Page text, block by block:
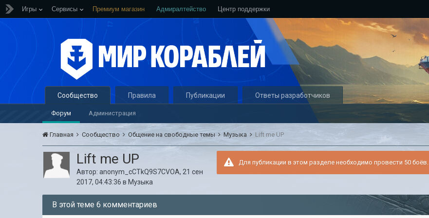
Игры Сервисы Премиум магазин Адмиралтейство Центр поддержки
Сообщество
Форум Администрация
Правила Публикации Ответы разработчиков
Главная Сообщество Общение на свободные темы Музыка Lift me UP
Для публикации в этом разделе необходимо провести 50 боёв.
Lift me UP
Автор:anonym_cCTkQ9S7CVOA, 21 сен
2017, 04:43:36 в Музыка
В этой теме 6 комментариев